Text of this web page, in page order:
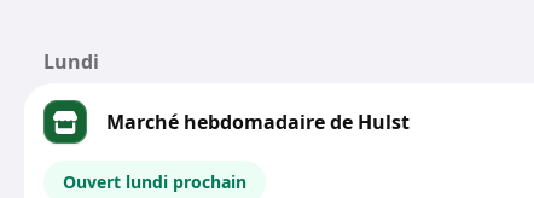
Lundi
Marché hebdomadaire de Hulst
Ouvert lundi prochain